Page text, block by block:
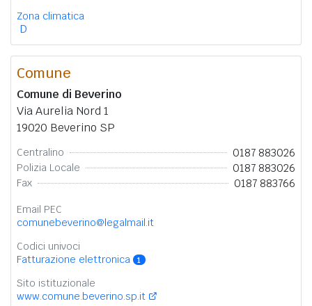
Zona climatica
D
Comune
Comune di Beverino
Via Aurelia Nord 1
19020 Beverino SP
Centralino 0187 883026
Polizia Locale 0187 883026
Fax 0187 883766
Email PEC
comunebeverino@legalmail.it
Codici univoci
Fatturazione elettronica
1
Sito istituzionale
www.comune.beverino.sp.it